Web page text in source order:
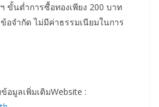
ขั้นต่ำการซื้อทองเพียง 200 บาท
อจำกัด ไม่มีค่าธรรมเนียมในการ
อมูลเพิ่มเติมWebsite :